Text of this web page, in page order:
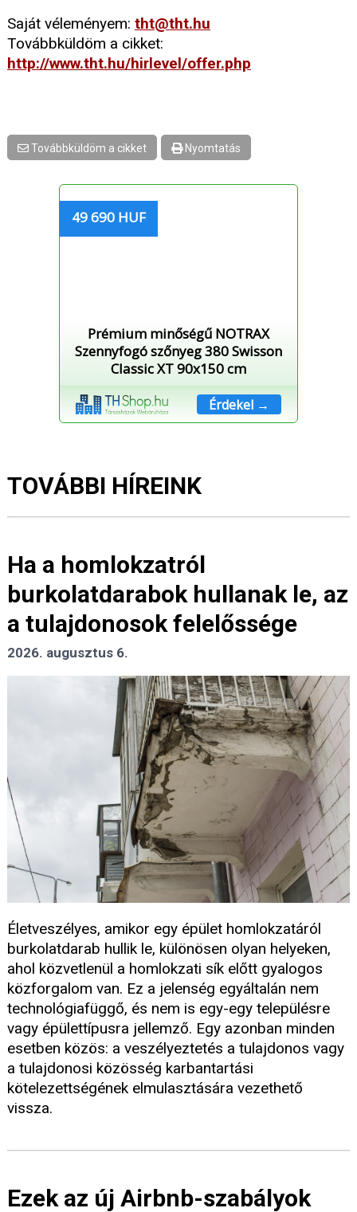
Saját véleményem: tht@tht.hu
Továbbküldöm a cikket:
http://www.tht.hu/hirlevel/offer.php
Továbbküldöm a cikket Nyomtatás
49 690 HUF
Prémium minőségű NOTRAX
Szennyfogó szőnyeg 380 Swisson
Classic XT 90x150 cm
Érdekel →
TOVÁBBI HÍREINK
Ha a homlokzatról
burkolatdarabok hullanak le, az
a tulajdonosok felelőssége
2026. augusztus 6.
Életveszélyes, amikor egy épület homlokzatáról
burkolatdarab hullik le, különösen olyan helyeken,
ahol közvetlenül a homlokzati sík előtt gyalogos
közforgalom van. Ez a jelenség egyáltalán nem
technológiafüggő, és nem is egy-egy településre
vagy épülettípusra jellemző. Egy azonban minden
esetben közös: a veszélyeztetés a tulajdonos vagy
a tulajdonosi közösség karbantartási
kötelezettségének elmulasztására vezethető
vissza.
Ezek az új Airbnb-szabályok